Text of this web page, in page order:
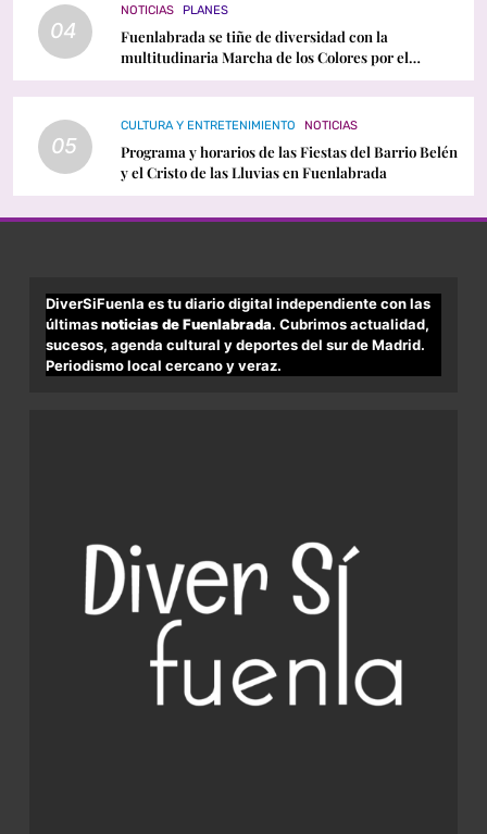
04
NOTICIAS PLANES
Fuenlabrada se tiñe de diversidad con la
multitudinaria Marcha de los Colores por el
Orgullo LGTBI
05
CULTURA Y ENTRETENIMIENTO NOTICIAS
Programa y horarios de las Fiestas del Barrio Belén
y el Cristo de las Lluvias en Fuenlabrada
DiverSiFuenla es tu diario digital independiente con las
últimasnoticias de Fuenlabrada. Cubrimos actualidad,
sucesos, agenda cultural y deportes del sur de Madrid.
Periodismo local cercano y veraz.